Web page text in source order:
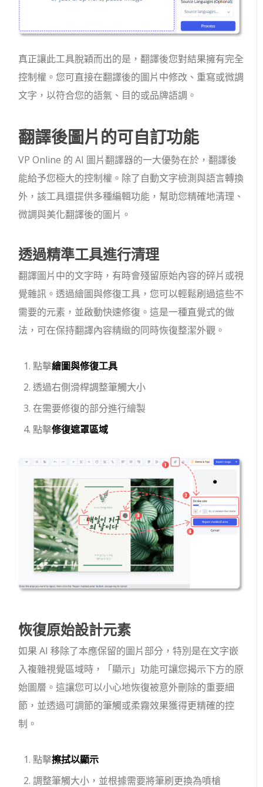
真正讓此工具脫穎而出的是，翻譯後您對結果擁有完全
控制權。您可直接在翻譯後的圖片中修改、重寫或微調
文字，以符合您的語氣、目的或品牌語調。
翻譯後圖片的可自訂功能
VP Online 的 AI 圖片翻譯器的一大優勢在於，翻譯後
能給予您極大的控制權。除了自動文字檢測與語言轉換
外，該工具還提供多種編輯功能，幫助您精確地清理、
微調與美化翻譯後的圖片。
透過精準工具進行清理
翻譯圖片中的文字時，有時會殘留原始內容的碎片或視
覺雜訊。透過繪圖與修復工具，您可以輕鬆刷過這些不
需要的元素，並啟動快速修復。這是一種直覺式的做
法，可在保持翻譯內容精緻的同時恢復整潔外觀。
點擊繪圖與修復工具
透過右側滑桿調整筆觸大小
在需要修復的部分進行繪製
點擊修復遮罩區域
恢復原始設計元素
如果 AI 移除了本應保留的圖片部分，特別是在文字嵌
入複雜視覺區域時，「顯示」功能可讓您揭示下方的原
始圖層。這讓您可以小心地恢復被意外刪除的重要細
節，並透過可調節的筆觸或柔霧效果獲得更精確的控
制。
點擊擦拭以顯示
調整筆觸大小，並根據需要將筆刷更換為噴槍